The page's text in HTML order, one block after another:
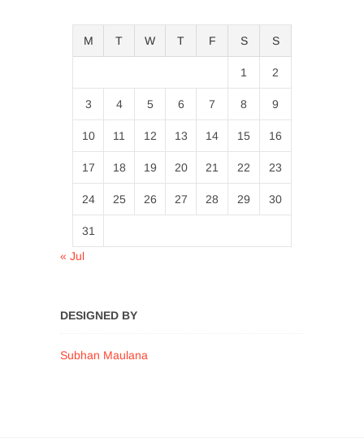
M T W T F S S
1 2
3 4 5 6 7 8 9
10 11 12 13 14 15 16
17 18 19 20 21 22 23
24 25 26 27 28 29 30
31
« Jul
DESIGNED BY
Subhan Maulana